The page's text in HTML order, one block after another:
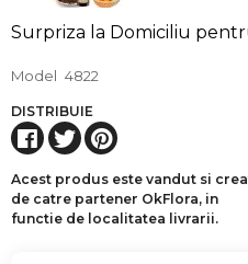
Surpriza la Domiciliu
Model 4822
DISTRIBUIE
Acest produs este vandut si
de catre partener OkFlora, in
functie de localitatea livrarii.